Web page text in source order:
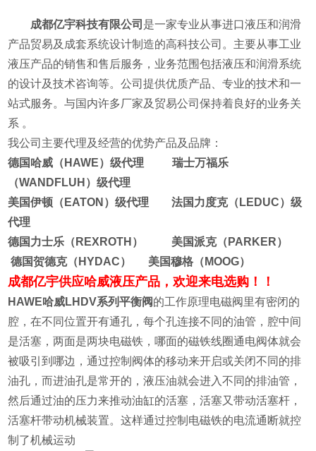
成都亿宇科技有限公司 是一家专业从事进口液压和润滑
产品贸易及成套系统设计制造的高科技公司。主要从事工业
液压产品的销售和售后服务，业务范围包括液压和润滑系统
的设计及技术咨询等。公司提供优质产品、专业的技术和一
站式服务。与国内许多厂家及贸易公司保持着良好的业务关
系 。
我公司主要代理及经营的优势产品及品牌：
德国哈威（HAWE）级代理 瑞士万福乐
（WANDFLUH）级代理
美国伊顿（EATON）级代理 法国力度克（LEDUC）级
代理
德国力士乐（REXROTH） 美国派克（PARKER）
德国贺德克（HYDAC） 美国穆格（MOOG）
成都亿宇供应哈威液压产品，欢迎来电选购！！
HAWE哈威LHDV系列平衡阀的工作原理电磁阀里有密闭的
腔，在不同位置开有通孔，每个孔连接不同的油管，腔中间
是活塞，两面是两块电磁铁，哪面的磁铁线圈通电阀体就会
被吸引到哪边，通过控制阀体的移动来开启或关闭不同的排
油孔，而进油孔是常开的，液压油就会进入不同的排油管，
然后通过油的压力来推动油缸的活塞，活塞又带动活塞杆，
活塞杆带动机械装置。这样通过控制电磁铁的电流通断就控
制了机械运动